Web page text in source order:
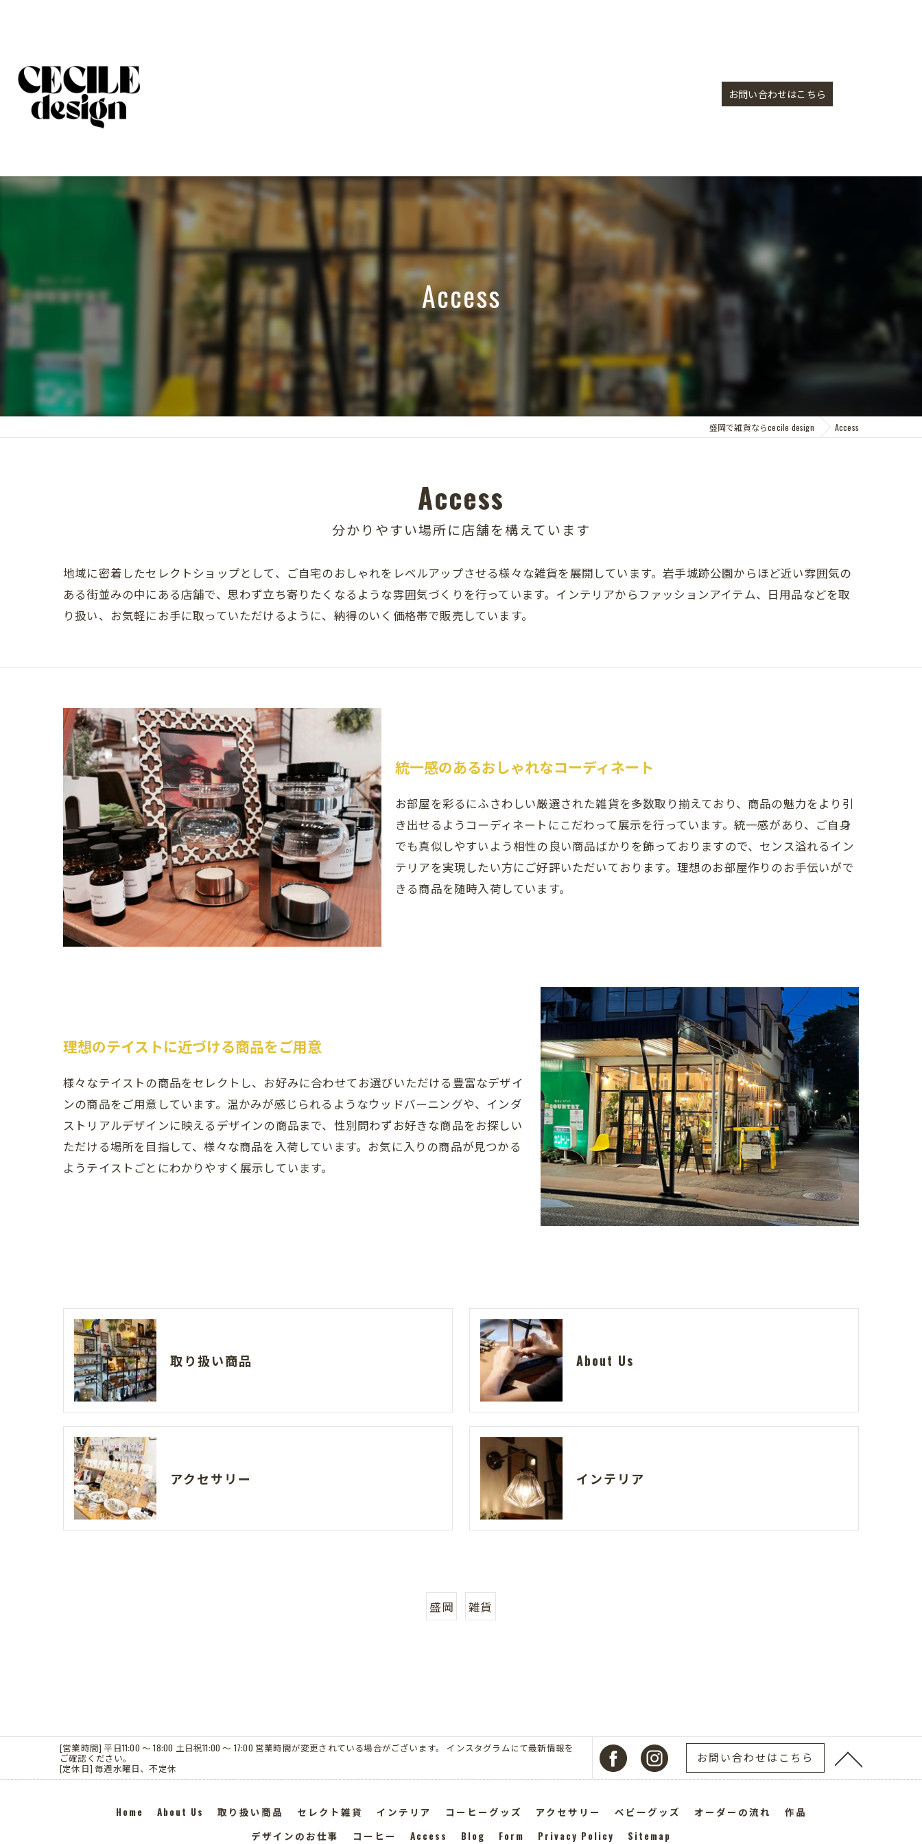
お問い合わせはこちら
Access
盛岡で雑貨ならcecile design Access
分かりやすい場所に店舗を構えています
Access
地域に密着したセレクトショップとして、ご自宅のおしゃれをレベルアップさせる様々な雑貨を展開しています。岩手城跡公園からほど近い雰囲気の
ある街並みの中にある店舗で、思わず立ち寄りたくなるような雰囲気づくりを行っています。インテリアからファッションアイテム、日用品などを取
り扱い、お気軽にお手に取っていただけるように、納得のいく価格帯で販売しています。
統一感のあるおしゃれなコーディネート
お部屋を彩るにふさわしい厳選された雑貨を多数取り揃えており、商品の魅力をより引
き出せるようコーディネートにこだわって展示を行っています。統一感があり、ご自身
でも真似しやすいよう相性の良い商品ばかりを飾っておりますので、センス溢れるイン
テリアを実現したい方にご好評いただいております。理想のお部屋作りのお手伝いがで
きる商品を随時入荷しています。
理想のテイストに近づける商品をご用意
様々なテイストの商品をセレクトし、お好みに合わせてお選びいただける豊富なデザイ
ンの商品をご用意しています。温かみが感じられるようなウッドバーニングや、インダ
ストリアルデザインに映えるデザインの商品まで、性別問わずお好きな商品をお探しい
ただける場所を目指して、様々な商品を入荷しています。お気に入りの商品が見つかる
ようテイストごとにわかりやすく展示しています。
取り扱い商品 About Us
アクセサリー インテリア
盛岡 雑貨
[営業時間] 平日11:00 〜 18:00 土日祝11:00 〜 17:00 営業時間が変更されている場合がございます。 インスタグラムにて最新情報を
ご確認ください。
[定休日] 毎週水曜日、不定休
お問い合わせはこちら
Home About Us 取り扱い商品 セレクト雑貨 インテリア コーヒーグッズ アクセサリー ベビーグッズ オーダーの流れ
作品
デザインのお仕事
コーヒー Access Blog Form Privacy Policy Sitemap